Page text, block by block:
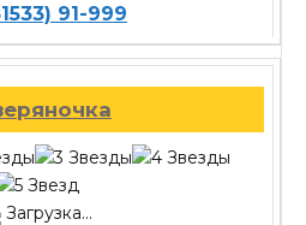
91-999
Загрузка...